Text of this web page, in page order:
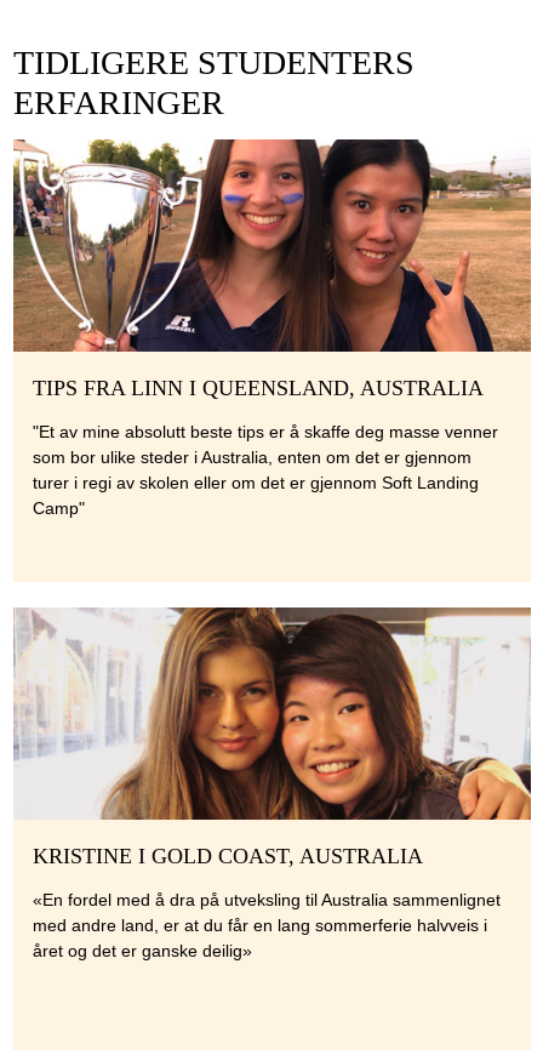
TIDLIGERE STUDENTERS
ERFARINGER
TIPS FRA LINN I QUEENSLAND, AUSTRALIA
"Et av mine absolutt beste tips er å skaffe deg masse venner
som bor ulike steder i Australia, enten om det er gjennom
turer i regi av skolen eller om det er gjennom Soft Landing
Camp"
KRISTINE I GOLD COAST, AUSTRALIA
«En fordel med å dra på utveksling til Australia sammenlignet
med andre land, er at du får en lang sommerferie halvveis i
året og det er ganske deilig»